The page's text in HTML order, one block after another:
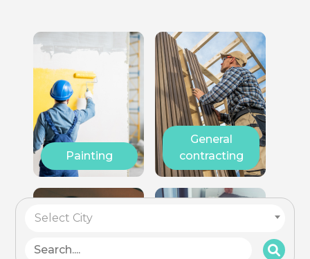
Select City
Painting
General
contracting